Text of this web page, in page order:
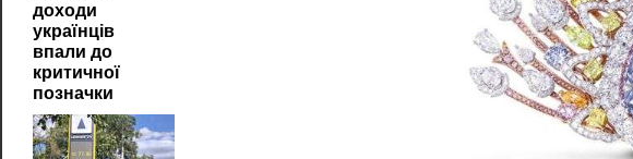
доходи
українців
впали до
критичної
позначки